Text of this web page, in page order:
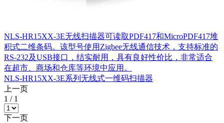
NLS-HR15XX-3E无线扫描器可读取PDF417和MicroPDF417堆
积式二维条码。该型号使用Zigbee无线通信技术，支持标准的
RS-232及USB接口，结实耐用，具有良好性价比，非常适合
在超市、商场和仓库等环境中应用。
NLS-HR15XX-3E系列无线式一维码扫描器
上一页
1 / 1
下一页